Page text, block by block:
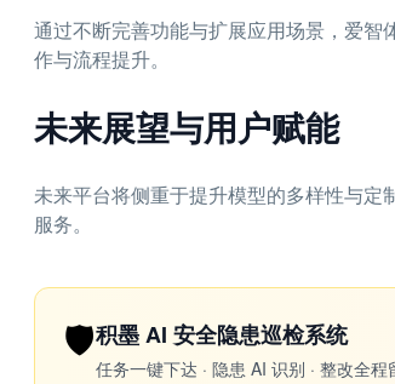
通过不断完善功能与扩展应用场景，爱
作与流程提升。
未来展望与用户赋能
未来平台将侧重于提升模型的多样性与
服务。
🛡️积墨 AI 安全隐患巡检系统
任务一键下达 · 隐患 AI 识别 · 整改全